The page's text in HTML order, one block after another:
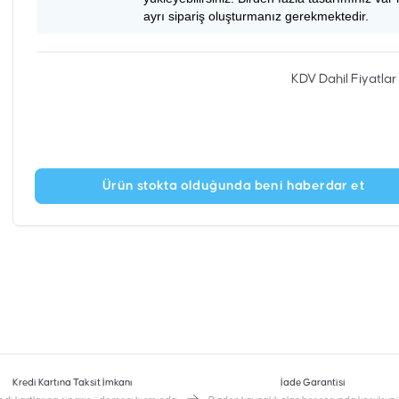
ayrı sipariş oluşturmanız gerekmektedir.
KDV Dahil Fiyatlar
Ürün stokta olduğunda beni haberdar et
Kredi Kartına Taksit İmkanı
İade Garantisi